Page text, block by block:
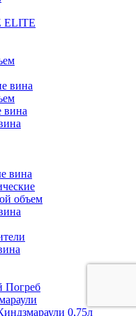
ELITE
вина
вина
вина
объем
Погреб
0,75л